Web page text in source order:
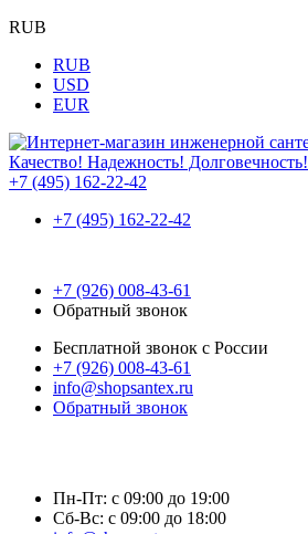
RUB
RUB
USD
EUR
Качество! Надежность! Долговечность!
+7 (495) 162-22-42
+7 (495) 162-22-42
+7 (926) 008-43-61
Обратный звонок
Бесплатной звонок с России
+7 (926) 008-43-61
info@shopsantex.ru
Обратный звонок
Пн-Пт: с 09:00 до 19:00
Сб-Вс: с 09:00 до 18:00